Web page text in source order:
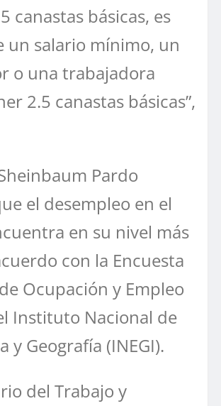
canastas básicas, es
un salario mínimo, un
o una trabajadora
2.5 canastas básicas”,
Pardo
el desempleo en el
en su nivel más
con la Encuesta
Ocupación y Empleo
Instituto Nacional de
y Geografía (INEGI).
del Trabajo y